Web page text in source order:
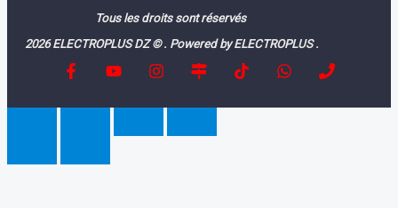
Tous les droits sont réservés
2026 ELECTROPLUS DZ © . Powered by ELECTROPLUS .